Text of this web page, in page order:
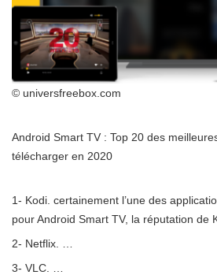
© universfreebox.com
Android Smart TV : Top 20 des
télécharger en 2020
1- Kodi. certainement l’une des
pour Android Smart TV, la réputation de
2- Netflix. …
3- VLC. …